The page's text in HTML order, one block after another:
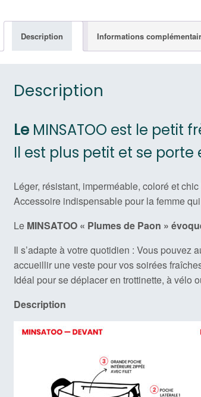
Description Informations
Description
LeMINSATOO est le petit
Il est plus petit et se porte
Léger, résistant, imperméable, coloré et chic
Accessoire indispensable pour la femme
Le MINSATOO « Plumes de Paon »
Il s’adapte à votre quotidien : Vous pouvez
accueillir une veste pour vos soirées
Idéal pour se déplacer en trottinette, à vélo
Description